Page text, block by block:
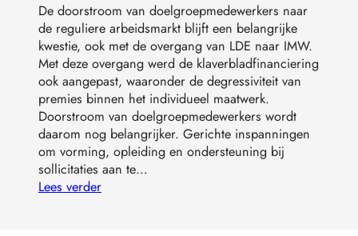
De doorstroom van doelgroepmedewerkers naar
de reguliere arbeidsmarkt blijft een belangrijke
kwestie, ook met de overgang van LDE naar IMW.
Met deze overgang werd de klaverbladfinanciering
ook aangepast, waaronder de degressiviteit van
premies binnen het individueel maatwerk.
Doorstroom van doelgroepmedewerkers wordt
daarom nog belangrijker. Gerichte inspanningen
om vorming, opleiding en ondersteuning bij
sollicitaties aan te…
Lees verder